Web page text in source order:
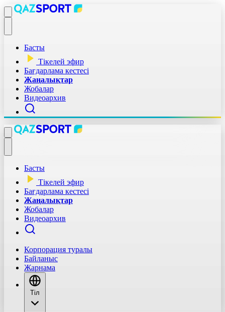
Басты
Тікелей эфир
Бағдарлама кестесі
Жаңалықтар
Жобалар
Видеоархив
Басты
Тікелей эфир
Бағдарлама кестесі
Жаңалықтар
Жобалар
Видеоархив
Корпорация туралы
Байланыс
Жарнама
Тіл